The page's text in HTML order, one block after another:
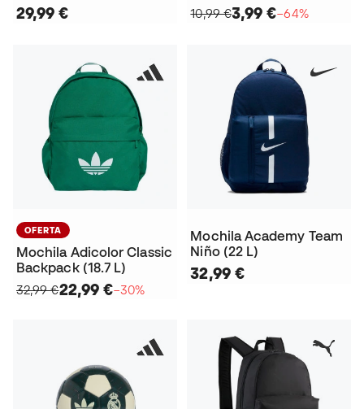
29,99 €
10,99 €3,99 €−64%
OFERTA
Mochila Adicolor Classic
Backpack (18.7 L)
32,99 €22,99 €−30%
Mochila Academy Team
Niño (22 L)
32,99 €